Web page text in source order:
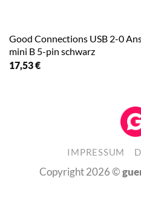
Good Connections USB 2-0
mini B 5-pin schwarz
17,53€
IMPRESSUM
Copyright 2026 ©